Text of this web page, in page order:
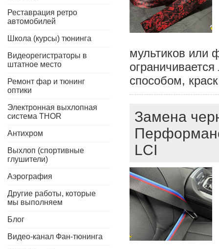
Реставрация ретро
автомобилей
Школа (курсы) тюнинга
Видеорегистраторы в
штатное место
Ремонт фар и тюнинг
оптики
Электронная выхлопная
система THOR
Антихром
Выхлоп (спортивные
глушители)
Аэрография
Другие работы, которые
мы выполняем
Блог
Видео-канал Фан-тюнинга
мультиков или
способом, краск
Замена
LCI